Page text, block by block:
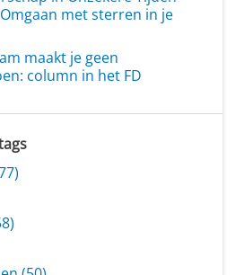
met sterren in je
maakt je geen
column in het FD